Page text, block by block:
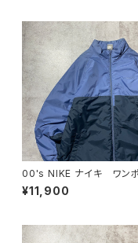
00's NIKE ナイキ ワン
ト ラベルロゴ バイカ
中綿 ナイロンジャケット
¥11,900